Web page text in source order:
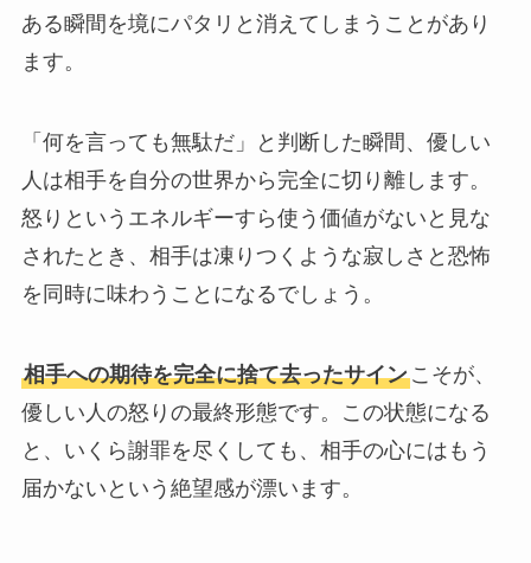
ある瞬間を境にパタリと消えてしまうことがあり
ます。
「何を言っても無駄だ」と判断した瞬間、優しい
人は相手を自分の世界から完全に切り離します。
怒りというエネルギーすら使う価値がないと見な
されたとき、相手は凍りつくような寂しさと恐怖
を同時に味わうことになるでしょう。
相手への期待を完全に捨て去ったサインこそが、
優しい人の怒りの最終形態です。この状態になる
と、いくら謝罪を尽くしても、相手の心にはもう
届かないという絶望感が漂います。